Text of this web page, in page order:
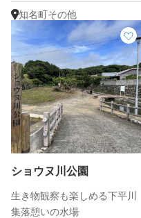
知名町その他
ショウヌ川公園
生き物観察も楽しめる下平川
集落憩いの水場